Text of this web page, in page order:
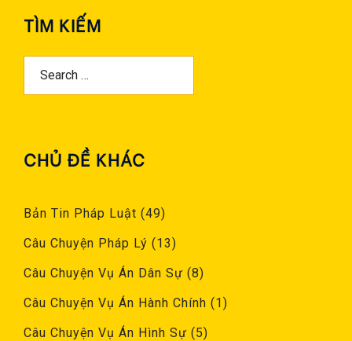
TÌM KIẾM
CHỦ ĐỀ KHÁC
Bản Tin Pháp Luật (49)
Câu Chuyện Pháp Lý (13)
Câu Chuyện Vụ Án Dân Sự (8)
Câu Chuyện Vụ Án Hành Chính (1)
Câu Chuyện Vụ Án Hình Sự (5)